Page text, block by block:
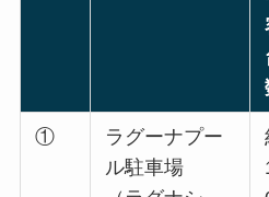
①
ラグーナプー
ル駐車場